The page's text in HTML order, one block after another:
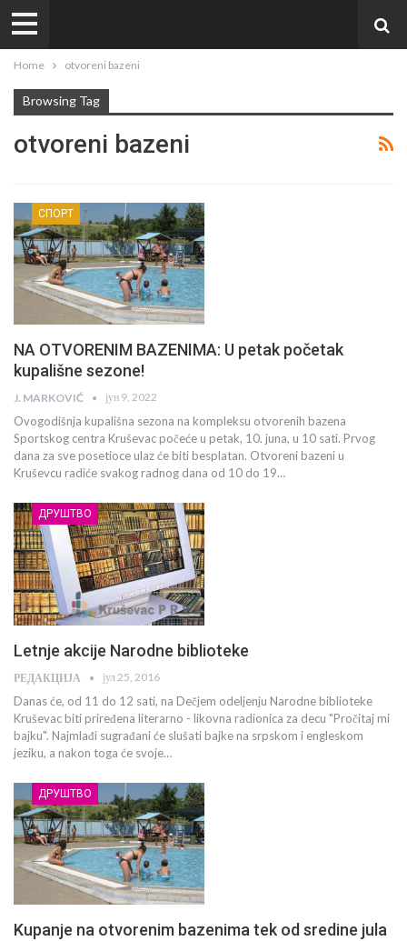
Home otvoreni bazeni
Browsing Tag
otvoreni bazeni
СПОРТ
NA OTVORENIM BAZENIMA: U petak početak
kupališne sezone!
J. MARKOVIĆ јун 9, 2022
Ovogodišnja kupališna sezona na kompleksu otvorenih bazena
Sportskog centra Kruševac počeće u petak, 10. juna, u 10 sati. Prvog
dana za sve posetioce ulaz će biti besplatan. Otvoreni bazeni u
Kruševcu radiće svakog radnog dana od 10 do 19…
ДРУШТВО
Letnje akcije Narodne biblioteke
РЕДАКЦИЈА јул 25, 2016
Danas će, od 11 do 12 sati, na Dečjem odeljenju Narodne biblioteke
Kruševac biti priređena literarno - likovna radionica za decu "Pročitaj mi
bajku". Najmlađi sugrađani će slušati bajke na srpskom i engleskom
jeziku, a nakon toga će svoje…
ДРУШТВО
Kupanje na otvorenim bazenima tek od sredine jula